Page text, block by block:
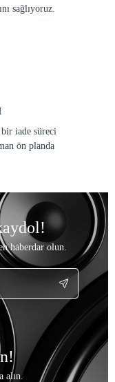
sağlıyoruz.
iade süreci
ön planda
haberdar olun.
alın.